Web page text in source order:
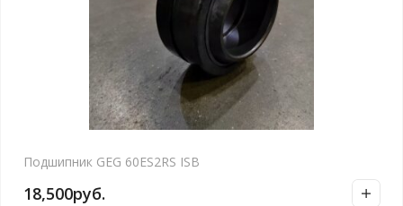
Подшипник GEG 60ES2RS ISB
18,500руб.